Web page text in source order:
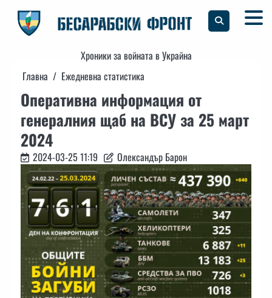
content
Хроники за войната в Украйна
Главна
Ежедневна статистика
Оперативна информация от
генералния щаб на ВСУ за 25 март
2024
2024-03-25 11:19 Олександър Барон